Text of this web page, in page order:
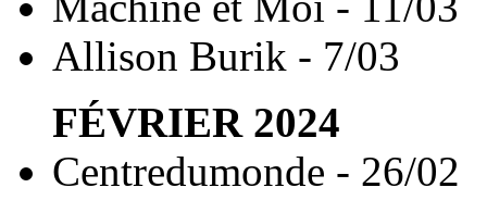
Allison Burik - 7/03
FÉVRIER2024
Centredumonde - 26/02